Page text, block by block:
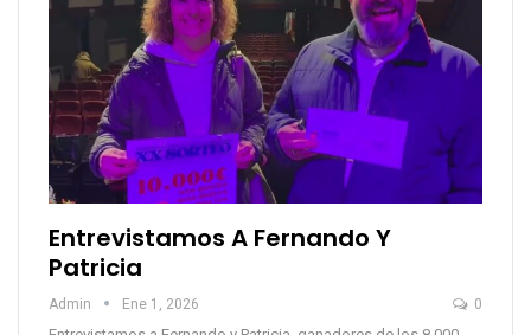
Entrevistamos A Fernando Y
Patricia
Admin Ene 1, 2026 0